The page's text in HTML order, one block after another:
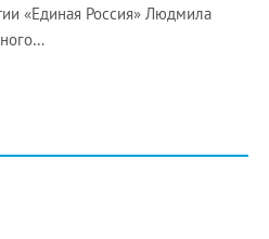
«Единая Россия» Людмила